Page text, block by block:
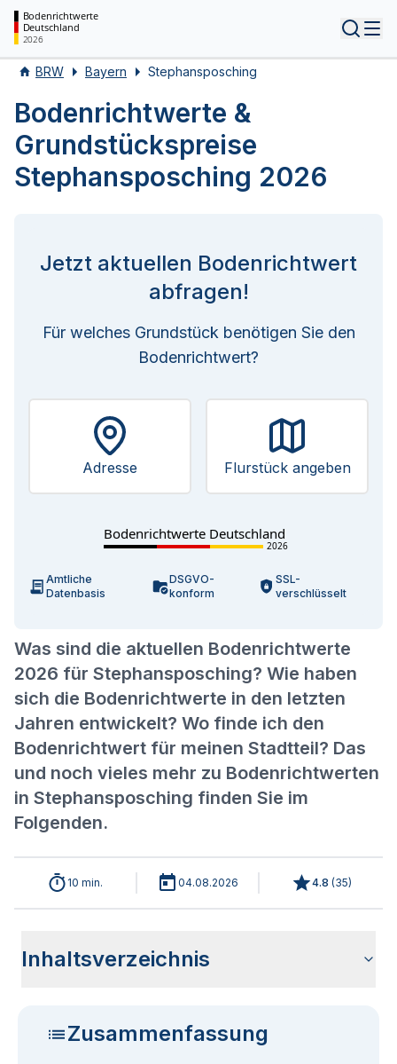
Bodenrichtwerte
Deutschland
2026
BRW Bayern Stephansposching
Bodenrichtwerte &
Grundstückspreise
Stephansposching 2026
Was sind die aktuellen Bodenrichtwerte
2026 für Stephansposching? Wie haben
sich die Bodenrichtwerte in den letzten
Jahren entwickelt? Wo finde ich den
Bodenrichtwert für meinen Stadtteil? Das
und noch vieles mehr zu Bodenrichtwerten
in Stephansposching finden Sie im
Folgenden.
Jetzt aktuellen Bodenrichtwert
abfragen!
Für welches Grundstück benötigen Sie den
Bodenrichtwert?
Adresse Flurstück angeben
Bodenrichtwerte Deutschland
2026
Amtliche
Datenbasis
DSGVO-
konform
SSL-
verschlüsselt
10 min. 04.08.2026 4.8 (35)
Inhaltsverzeichnis
aktuellen Bodenrichtwerten gleichzusetzen?
Stephansposching?
Stephansposching
Zusammenfassung